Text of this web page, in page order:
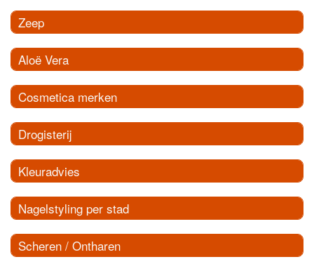
Zeep
Aloë Vera
Cosmetica merken
Drogisterij
Kleuradvies
Nagelstyling per stad
Scheren / Ontharen